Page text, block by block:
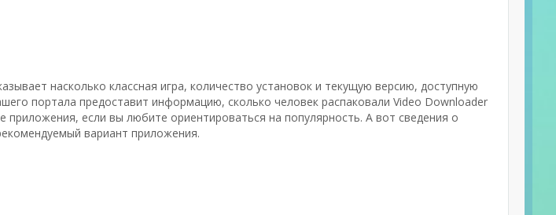
насколько классная игра, количество установок и текущую версию, доступную
портала предоставит информацию, сколько человек распаковали Video Downloader
если вы любите ориентироваться на популярность. А вот сведения о
вариант приложения.